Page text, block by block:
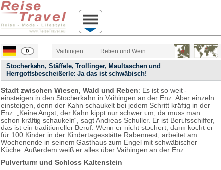
Vaihingen Reben und Wein
Stocherkahn, Stäffele, Trollinger, Maultaschen und
Herrgottsbescheißerle: Ja das ist schwäbisch!
Stadt zwischen Wiesen, Wald und Reben: Es ist so weit -
einsteigen in den Stocherkahn in Vaihingen an der Enz. Aber einzeln
einsteigen, denn der Kahn schaukelt bei jedem Schritt kräftig in der
Enz. „Keine Angst, der Kahn kippt nur schwer um, da muss man
schon kräftig schaukeln“, sagt Andreas Schuller. Er ist Berufsschiffer,
das ist ein traditioneller Beruf. Wenn er nicht stochert, dann kocht er
für 100 Kinder in der Kindertagesstätte Rabennest, arbeitet am
Wochenende in seinem Gasthaus zum Engel mit schwäbischer
Küche. Außerdem weiß er alles über Vaihingen an der Enz.
Pulverturm und Schloss Kaltenstein